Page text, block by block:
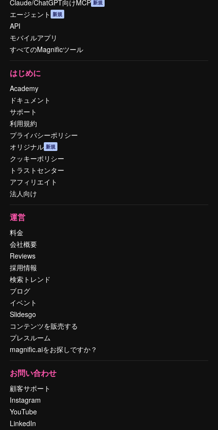
Claude/ChatGPT向けMCP 新規
エージェント 新規
API
モバイルアプリ
すべてのMagnificツール
はじめに
Academy
ドキュメント
サポート
利用規約
プライバシーポリシー
オリジナル 新規
クッキーポリシー
トラストセンター
アフィリエイト
法人向け
運営
料金
会社概要
Reviews
採用情報
検索トレンド
ブログ
イベント
Slidesgo
コンテンツを販売する
プレスルーム
magnific.aiをお探しですか？
お問い合わせ
顧客サポート
Instagram
YouTube
LinkedIn